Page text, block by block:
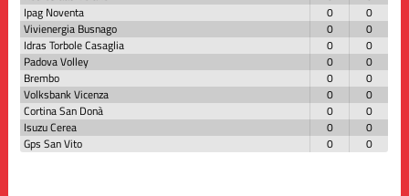
Ipag Noventa
0
0
Vivienergia Busnago
0
0
Idras Torbole Casaglia
0
0
Padova Volley
0
0
Brembo
0
0
Volksbank Vicenza
0
0
Cortina San Donà
0
0
Isuzu Cerea
0
0
Gps San Vito
0 0